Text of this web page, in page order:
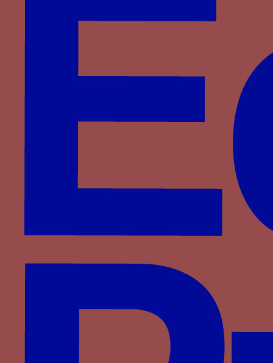
Paru dans : Familles > Castille-Trastamare >
COMMENT QUIL SOIT - Le mot COMMENT QUIL
Corbeau - Un corbeau tenant dans son bec un
anneau parfois posé sur un bâton écoté posé sur
un soleil rayonnant ou “corbeau de Saint-Oswald”
Paru dans : Familles > Wittelsbach > Louis III de
corbeau sculpté - Un corbeau de pierre sculpté
Paru dans : Familles > Aragon-Naples > Jean
cordelière - Une cordelière à noeuds de